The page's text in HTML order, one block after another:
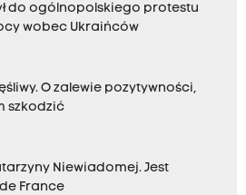
do ogólnopolskiego protestu
wobec Ukraińców
O zalewie pozytywności,
szkodzić
Niewiadomej. Jest
France